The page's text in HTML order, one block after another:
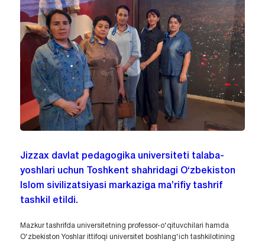
Jizzax davlat pedagogika universiteti talaba-
yoshlari uchun Toshkent shahridagi O‘zbekiston
Islom sivilizatsiyasi markaziga ma’rifiy tashrif
tashkil etildi.
Mazkur tashrifda universitetning professor-o‘qituvchilari hamda
O‘zbekiston Yoshlar ittifoqi universitet boshlang‘ich tashkilotining